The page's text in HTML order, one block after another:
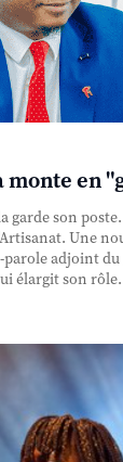
monte en
garde son
Une
adjoint
élargit son